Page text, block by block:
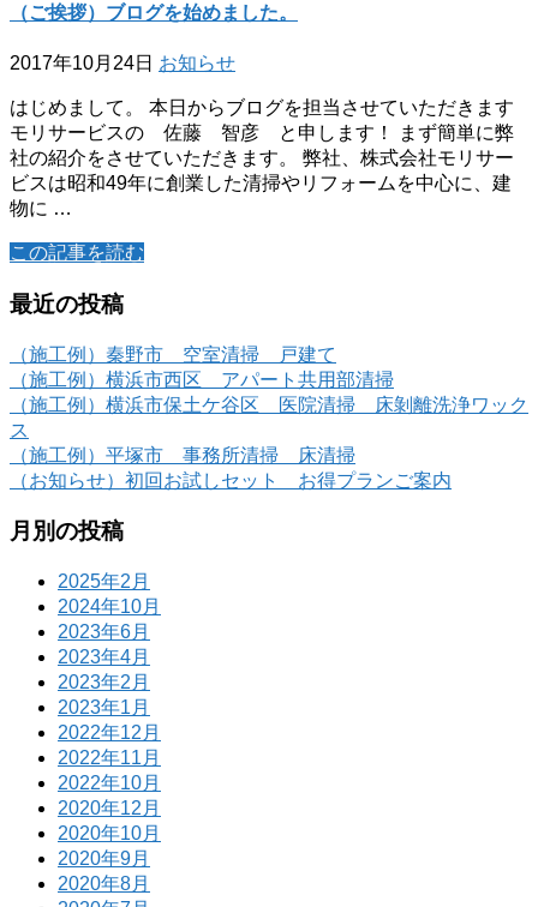
（ご挨拶）ブログを始めました。
2017年10月24日 お知らせ
はじめまして。 本日からブログを担当させていただきます
モリサービスの 佐藤 智彦 と申します！ まず簡単に弊
社の紹介をさせていただきます。 弊社、株式会社モリサー
ビスは昭和49年に創業した清掃やリフォームを中心に、建
物に …
この記事を読む
最近の投稿
（施工例）秦野市 空室清掃 戸建て
（施工例）横浜市西区 アパート共用部清掃
（施工例）横浜市保土ケ谷区 医院清掃 床剝離洗浄ワック
ス
（施工例）平塚市 事務所清掃 床清掃
（お知らせ）初回お試しセット お得プランご案内
月別の投稿
2025年2月
2024年10月
2023年6月
2023年4月
2023年2月
2023年1月
2022年12月
2022年11月
2022年10月
2020年12月
2020年10月
2020年9月
2020年8月